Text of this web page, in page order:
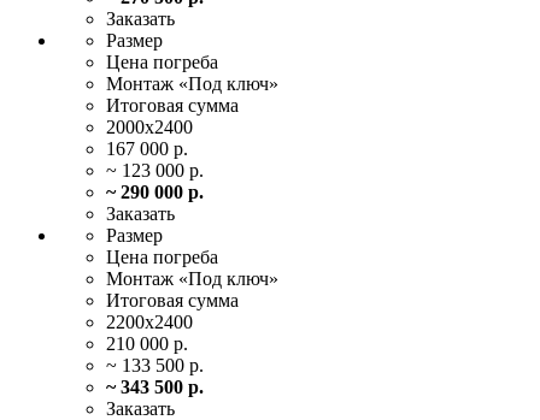
Заказать
Размер
Цена погреба
Монтаж «Под ключ»
Итоговая сумма
2000х2400
167 000 р.
~ 123 000 р.
~ 290 000 р.
Заказать
Размер
Цена погреба
Монтаж «Под ключ»
Итоговая сумма
2200х2400
210 000 р.
~ 133 500 р.
~ 343 500 р.
Заказать